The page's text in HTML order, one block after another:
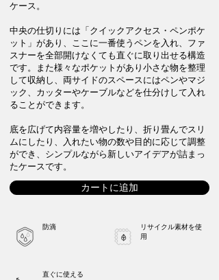
ケース。
中央の仕切りには「クイックアクセス・ペンポケ
ット」があり、ここに一番使うペンを入れ、ファ
スナーを全部開けなくても直ぐに取り出せる構造
です。また様々なポケットがあり小さな物を整理
して収納し、両サイドのスペースにはペンやマジ
ック、カッターやケーブルなどを仕分けして入れ
ることができます。
底を広げて内容量を増やしたり、折り畳んでスリ
ムにしたり、入れたい物の数や目的に応じて調整
ができ、シンプルながら新しいアイデアが詰まっ
たケースです。
カートに追加
防滴
直ぐに使える
リサイクル素材を使
用